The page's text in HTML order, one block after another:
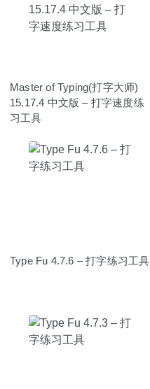
Master of Typing(打字大师)
15.17.4 中文版 – 打字速度练
习工具
Type Fu 4.7.6 – 打字练习工具